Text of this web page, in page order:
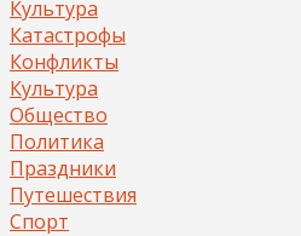
Культура
Катастрофы
Конфликты
Культура
Общество
Политика
Праздники
Путешествия
Спорт